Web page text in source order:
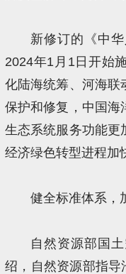
新修订的《中
2024年1月1日开始
化陆海统筹、河海联
保护和修复，中国海
生态系统服务功能更
经济绿色转型进程加
健全标准体系，
自然资源部国
绍，自然资源部指导